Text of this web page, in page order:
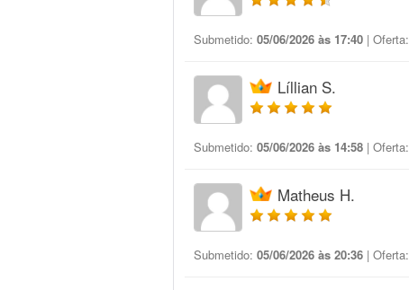
Submetido: 05/06/2026 às 17:40 | Oferta:
Líllian S.
Submetido: 05/06/2026 às 14:58 | Oferta:
Matheus H.
Submetido: 05/06/2026 às 20:36 | Oferta: